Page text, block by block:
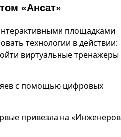
«Ансат»
площадками
технологии в действии:
виртуальные тренажеры
с помощью цифровых
привезла на «Инженеров